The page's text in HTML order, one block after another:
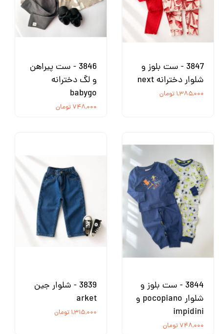
3847 - ست بلوز و
شلوار دخترانه next
۱,۳۸۵,۰۰۰ تومان
3846 - ست پیراهن
و لگ دخترانه
babygo
۷۴۸,۰۰۰ تومان
3844 - ست بلوز و
شلوار pocopiano و
impidini
۷۴۸,۰۰۰ تومان
3839 - شلوار جین
arket
۱,۳۱۵,۰۰۰ تومان